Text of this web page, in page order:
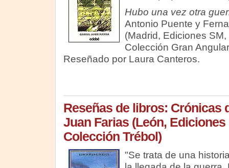
Hubo una vez otra
Antonio Puente y
(Madrid, Ediciones SM,
Colección Gran
Reseñado por Laura Canteros.
Reseñas de libros: Crónicas
Juan Farias (León, Ediciones
Colección Trébol)
"Se trata de una